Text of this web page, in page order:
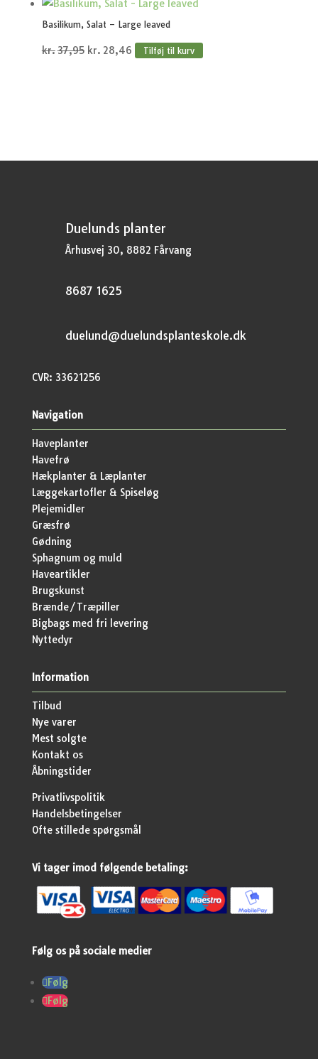
var:
kr.29,95.
er:
kr.22,46.
Basilikum, Salat – Large leaved
kr.37,95 Den
kr. 28,46DenTilføj til kurv
Duelunds planter
Århusvej 30, 8882 Fårvang
8687 1625
duelund@duelundsplanteskole.dk
CVR: 33621256
Navigation
Haveplanter
Havefrø
Hækplanter & Læplanter
Læggekartofler & Spiseløg
Plejemidler
Græsfrø
Gødning
Sphagnum og muld
Haveartikler
Brugskunst
Brænde/Træpiller
Bigbags med fri levering
Nyttedyr
Information
Tilbud
Nye varer
Mest solgte
Kontakt os
Åbningstider
Privatlivspolitik
Handelsbetingelser
Ofte stillede spørgsmål
Vi tager imod følgende betaling:
Følg os på sociale medier
Følg
Følg